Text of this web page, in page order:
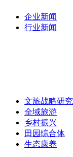
企业新闻
行业新闻
文旅战略研究
全域旅游
乡村振兴
田园综合体
生态康养